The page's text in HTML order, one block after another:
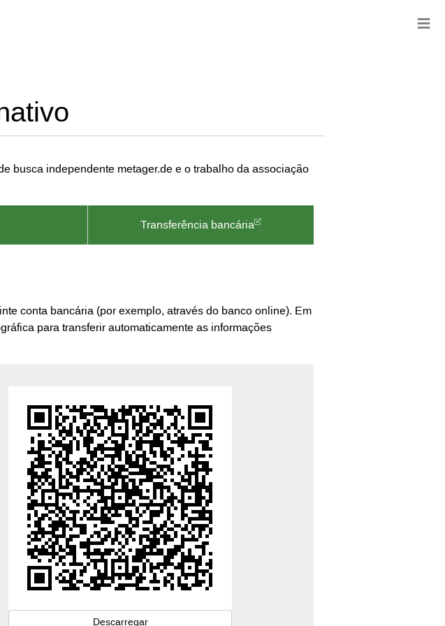
busca independente metager.de e o trabalho da associação
Transferência bancária
conta bancária (por exemplo, através do banco online). Em
para transferir automaticamente as informações
Descarregar
≡